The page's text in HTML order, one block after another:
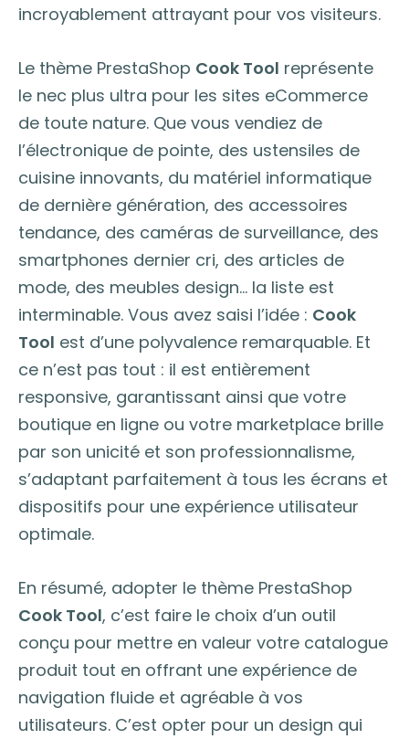
incroyablement attrayant pour vos visiteurs.
Le thème PrestaShop Cook Tool représente
le nec plus ultra pour les sites eCommerce
de toute nature. Que vous vendiez de
l’électronique de pointe, des ustensiles de
cuisine innovants, du matériel informatique
de dernière génération, des accessoires
tendance, des caméras de surveillance, des
smartphones dernier cri, des articles de
mode, des meubles design… la liste est
interminable. Vous avez saisi l’idée : Cook
Tool est d’une polyvalence remarquable. Et
ce n’est pas tout : il est entièrement
responsive, garantissant ainsi que votre
boutique en ligne ou votre marketplace brille
par son unicité et son professionnalisme,
s’adaptant parfaitement à tous les écrans et
dispositifs pour une expérience utilisateur
optimale.
En résumé, adopter le thème PrestaShop
Cook Tool, c’est faire le choix d’un outil
conçu pour mettre en valeur votre catalogue
produit tout en offrant une expérience de
navigation fluide et agréable à vos
utilisateurs. C’est opter pour un design qui